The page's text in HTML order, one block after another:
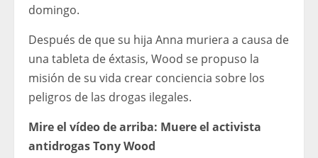
domingo.
Después de que su hija Anna muriera a causa de
una tableta de éxtasis, Wood se propuso la
misión de su vida crear conciencia sobre los
peligros de las drogas ilegales.
Mire el vídeo de arriba: Muere el activista
antidrogas Tony Wood